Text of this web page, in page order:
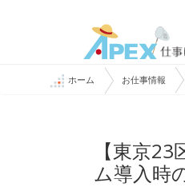
ホーム お仕事情報
【東京
ム導入時